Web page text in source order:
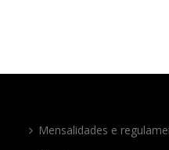
Mensalidades e